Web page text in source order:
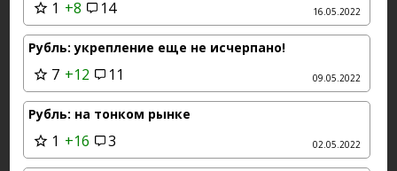
16.05.2022
1 +8 14
09.05.2022
Рубль: укрепление еще не исчерпано!
7 +12 11
02.05.2022
Рубль: на тонком рынке
1 +16 3